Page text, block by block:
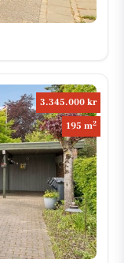
3.345.000 kr
195 m2